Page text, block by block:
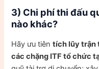
3) Chi phí thi đấu
nào khác?
Hãy ưu tiêntích lũy trận
các chặng ITF tổ chức